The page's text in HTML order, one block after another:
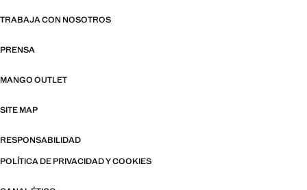
TRABAJA CON NOSOTROS
PRENSA
MANGO OUTLET
SITE MAP
RESPONSABILIDAD
POLÍTICA DE PRIVACIDAD Y COOKIES